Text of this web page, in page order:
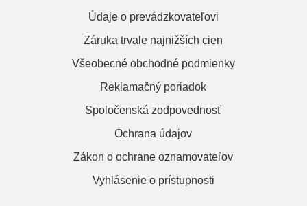
Údaje o prevádzkovateľovi
Záruka trvale najnižších cien
Všeobecné obchodné podmienky
Reklamačný poriadok
Spoločenská zodpovednosť
Ochrana údajov
Zákon o ochrane oznamovateľov
Vyhlásenie o prístupnosti